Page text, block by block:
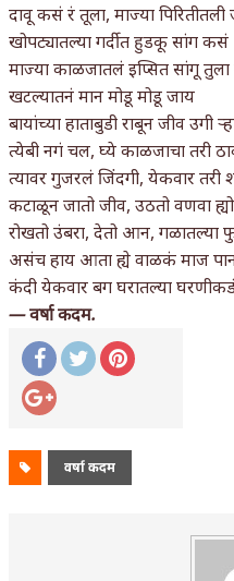
चमकदार चांदी
आदिवासींचा
जोशी
डेंग्यू: ताप
४ जुलै –
सुवर्ण –
‘अर्थ’पूर्ण हास्य
दावू कसं रं तूला, माज्या पिरितीतली
खोपट्यातल्या गर्दीत हुडकू सांग कसं
माज्या काळजातलं इप्सित सांगू
खटल्यातनं मान मोडू मोडू जाय
बायांच्या हाताबुडी राबून जीव उगी
त्येबी नगं चल, घ्ये काळजाचा तरी
त्यावर गुजरलं जिंदगी, येकवार
कटाळून जातो जीव, उठतो वणवा
रोखतो उंबरा, देतो आन, गळातल्या
असंच हाय आता ह्ये वाळकं माज
कंदी येकवार बग घरातल्या
— वर्षा कदम.
वर्षा कदम